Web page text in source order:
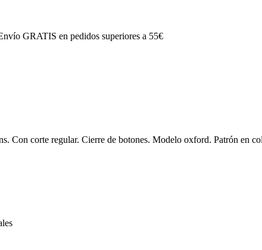
GRATIS en pedidos superiores a 55€
Con corte regular. Cierre de botones. Modelo oxford. Patrón en